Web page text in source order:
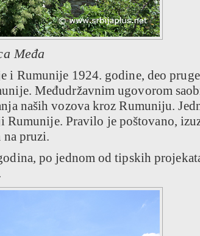
Međa
i Rumunije 1924. godine, deo pruge
Međudržavnim ugovorom
naših vozova kroz Rumuniju.
Rumunije. Pravilo je poštovano,
na pruzi.
po jednom od tipskih